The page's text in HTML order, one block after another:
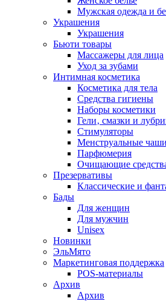
Мужская одежда и
Украшения
Украшения
Бьюти товары
Массажеры для лица
Уход за зубами
Интимная косметика
Косметика для тела
Средства гигиены
Наборы косметики
Гели‚ смазки и
Стимуляторы
Менструальные чаши
Парфюмерия
Очищающие
Презервативы
Классические и
Бады
Для женщин
Для мужчин
Unisex
Новинки
ЭльМято
Маркетинговая поддержка
POS-материалы
Архив
Архив